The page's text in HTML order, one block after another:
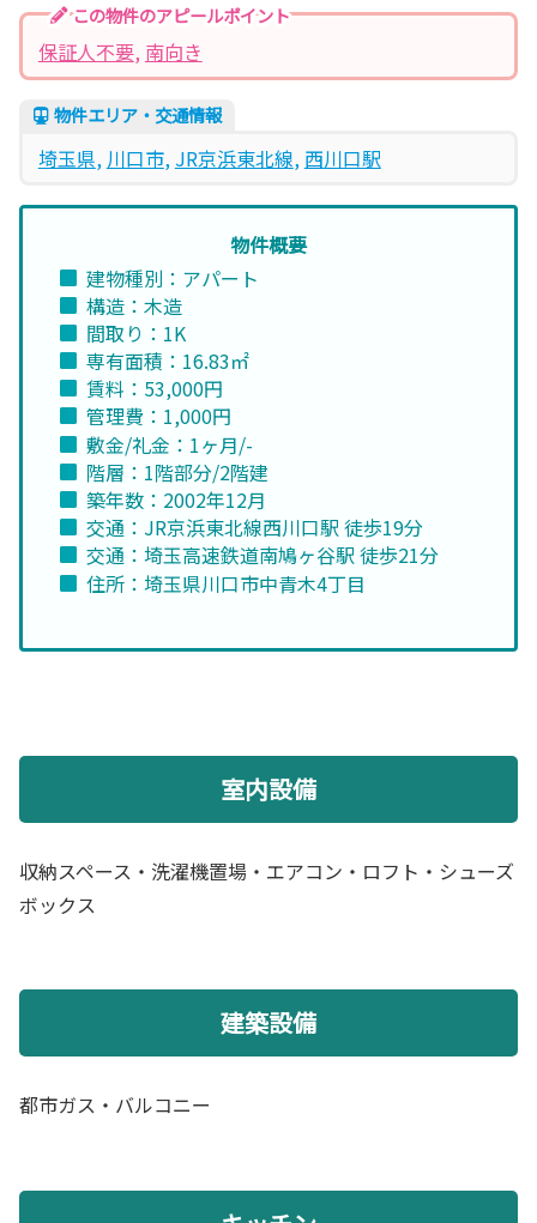
この物件のアピールポイント
保証人不要, 南向き
物件エリア・交通情報
埼玉県, 川口市, JR京浜東北線, 西川口駅
物件概要
建物種別：アパート
構造：木造
間取り：1K
専有面積：16.83㎡
賃料：53,000円
管理費：1,000円
敷金/礼金：1ヶ月/-
階層：1階部分/2階建
築年数：2002年12月
交通：JR京浜東北線西川口駅 徒歩19分
交通：埼玉高速鉄道南鳩ヶ谷駅 徒歩21分
住所：埼玉県川口市中青木4丁目
室内設備
収納スペース・洗濯機置場・エアコン・ロフト・シューズ
ボックス
建築設備
都市ガス・バルコニー